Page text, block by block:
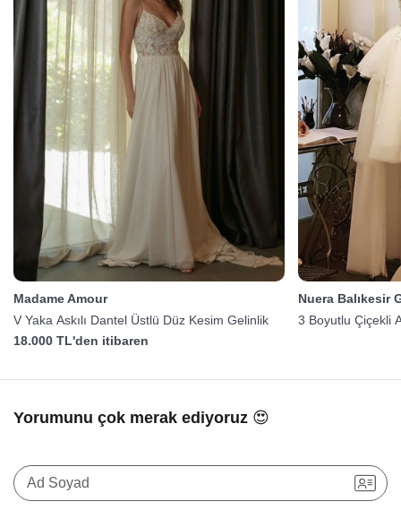
Madame Amour
V Yaka Askılı Dantel Üstlü Düz Kesim Gelinlik
18.000 TL'den itibaren
Nuera Balıkesir
3 Boyutlu Çiçekli
Yorumunu çok merak ediyoruz 😍
Ad Soyad